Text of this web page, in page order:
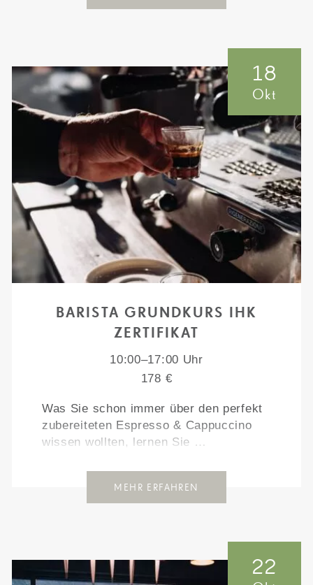
18
Okt
BARISTA GRUNDKURS IHK
ZERTIFIKAT
10:00–17:00 Uhr
178 €
Was Sie schon immer über den perfekt
zubereiteten Espresso & Cappuccino
wissen wollten, lernen Sie …
MEHR ERFAHREN
22